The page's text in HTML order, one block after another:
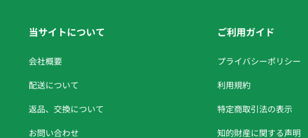
当サイトについて
会社概要
配送について
返品、交換について
お問い合わせ
ご利用ガイド
プライバシーポリシー
利用規約
特定商取引法の表示
知的財産に関する声明